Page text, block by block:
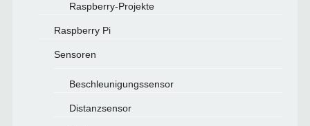
Raspberry-Projekte
Raspberry Pi
Sensoren
Beschleunigungssensor
Distanzsensor